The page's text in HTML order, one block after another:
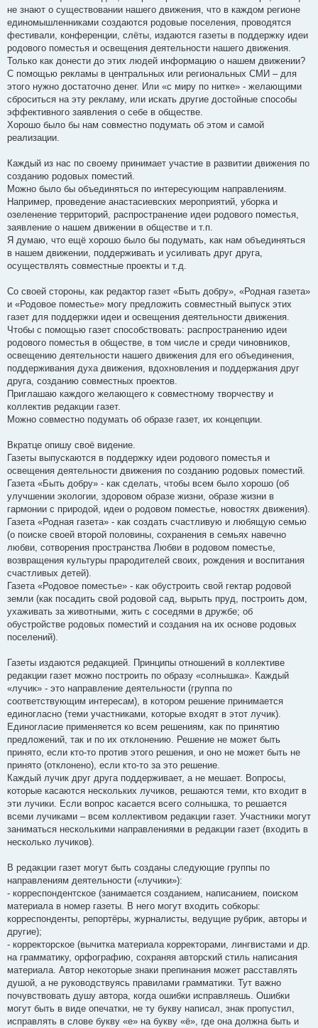
не знают о существовании нашего движения, что в каждом регионе
единомышленниками создаются родовые поселения, проводятся
фестивали, конференции, слёты, издаются газеты в поддержку идеи
родового поместья и освещения деятельности нашего движения.
Только как донести до этих людей информацию о нашем движении?
С помощью рекламы в центральных или региональных СМИ – для
этого нужно достаточно денег. Или «с миру по нитке» - желающими
сброситься на эту рекламу, или искать другие достойные способы
эффективного заявления о себе в обществе.
Хорошо было бы нам совместно подумать об этом и самой
реализации.
Каждый из нас по своему принимает участие в развитии движения по
созданию родовых поместий.
Можно было бы объединяться по интересующим направлениям.
Например, проведение анастасиевских мероприятий, уборка и
озеленение территорий, распространение идеи родового поместья,
заявление о нашем движении в обществе и т.п.
Я думаю, что ещё хорошо было бы подумать, как нам объединяться
в нашем движении, поддерживать и усиливать друг друга,
осуществлять совместные проекты и т.д.
Со своей стороны, как редактор газет «Быть добру», «Родная газета»
и «Родовое поместье» могу предложить совместный выпуск этих
газет для поддержки идеи и освещения деятельности движения.
Чтобы с помощью газет способствовать: распространению идеи
родового поместья в обществе, в том числе и среди чиновников,
освещению деятельности нашего движения для его объединения,
поддерживания духа движения, вдохновления и поддержания друг
друга, созданию совместных проектов.
Приглашаю каждого желающего к совместному творчеству и
коллектив редакции газет.
Можно совместно подумать об образе газет, их концепции.
Вкратце опишу своё видение.
Газеты выпускаются в поддержку идеи родового поместья и
освещения деятельности движения по созданию родовых поместий.
Газета «Быть добру» - как сделать, чтобы всем было хорошо (об
улучшении экологии, здоровом образе жизни, образе жизни в
гармонии с природой, идеи о родовом поместье, новостях движения).
Газета «Родная газета» - как создать счастливую и любящую семью
(о поиске своей второй половины, сохранения в семьях навечно
любви, сотворения пространства Любви в родовом поместье,
возвращения культуры прародителей своих, рождения и воспитания
счастливых детей).
Газета «Родовое поместье» - как обустроить свой гектар родовой
земли (как посадить свой родовой сад, вырыть пруд, построить дом,
ухаживать за животными, жить с соседями в дружбе; об
обустройстве родовых поместий и создания на их основе родовых
поселений).
Газеты издаются редакцией. Принципы отношений в коллективе
редакции газет можно построить по образу «солнышка». Каждый
«лучик» - это направление деятельности (группа по
соответствующим интересам), в котором решение принимается
единогласно (теми участниками, которые входят в этот лучик).
Единогласие применяется ко всем решениям, как по принятию
предложений, так и по их отклонению. Решение не может быть
принято, если кто-то против этого решения, и оно не может быть не
принято (отклонено), если кто-то за это решение.
Каждый лучик друг друга поддерживает, а не мешает. Вопросы,
которые касаются нескольких лучиков, решаются теми, кто входит в
эти лучики. Если вопрос касается всего солнышка, то решается
всеми лучиками – всем коллективом редакции газет. Участники могут
заниматься несколькими направлениями в редакции газет (входить в
несколько лучиков).
В редакции газет могут быть созданы следующие группы по
направлениям деятельности («лучики»):
- корреспондентское (занимается созданием, написанием, поиском
материала в номер газеты. В него могут входить собкоры:
корреспонденты, репортёры, журналисты, ведущие рубрик, авторы и
другие);
- корректорское (вычитка материала корректорами, лингвистами и др.
на грамматику, орфографию, сохраняя авторский стиль написания
материала. Автор некоторые знаки препинания может расставлять
душой, а не руководствуясь правилами грамматики. Тут важно
почувствовать душу автора, когда ошибки исправляешь. Ошибки
могут быть в виде опечатки, не ту букву написал, знак пропустил,
исправлять в слове букву «е» на букву «ё», где она должна быть и